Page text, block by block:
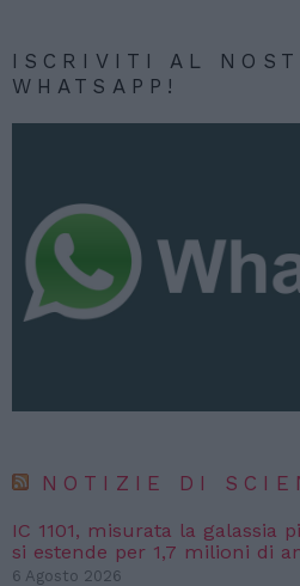
ISCRIVITI AL
WHATSAPP!
NOTIZIE DI
IC 1101, misurata la galassia
si estende per 1,7 milioni di
6 Agosto 2026